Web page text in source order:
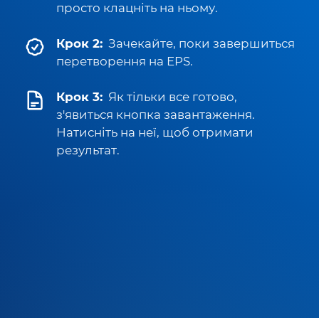
просто клацніть на ньому.
Крок 2: Зачекайте, поки завершиться
перетворення на EPS.
Крок 3: Як тільки все готово,
з'явиться кнопка завантаження.
Натисніть на неї, щоб отримати
результат.